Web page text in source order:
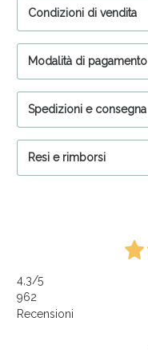
Condizioni di vendita
Modalità di pagamento
Spedizioni e consegna
Resi e rimborsi
4,3/5
962
Recensioni